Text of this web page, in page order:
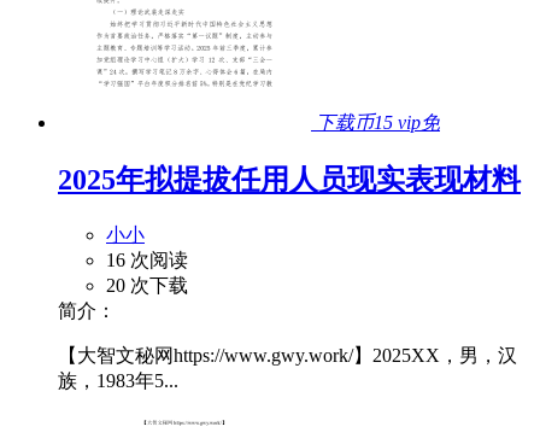
下载币15 vip免
2025年拟提拔任用人员现实表现材料
小小
16 次阅读
20 次下载
简介：
【大智文秘网https://www.gwy.work/】2025XX，男，汉
族，1983年5...